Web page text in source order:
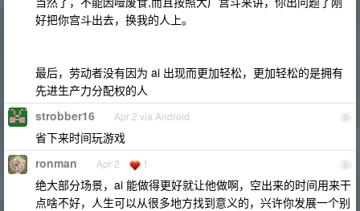
好把你宫斗出去，换我的人上。
最后，劳动者没有因为 ai 出现而更加轻松，更加轻松的是拥有
先进生产力分配权的人
5
strobber16 Apr 2 via Android
省下来时间玩游戏
6
ronman Apr 2 1
绝大部分场景，ai 能做得更好就让他做啊，空出来的时间用来干
点啥不好，人生可以从很多地方找到意义的，兴许你发展一个别